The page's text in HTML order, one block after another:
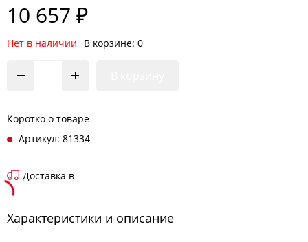
10 657 ₽
Нет в наличии В корзине: 0
Коротко о товаре
Артикул: 81334
Доставка в
Характеристики и описание